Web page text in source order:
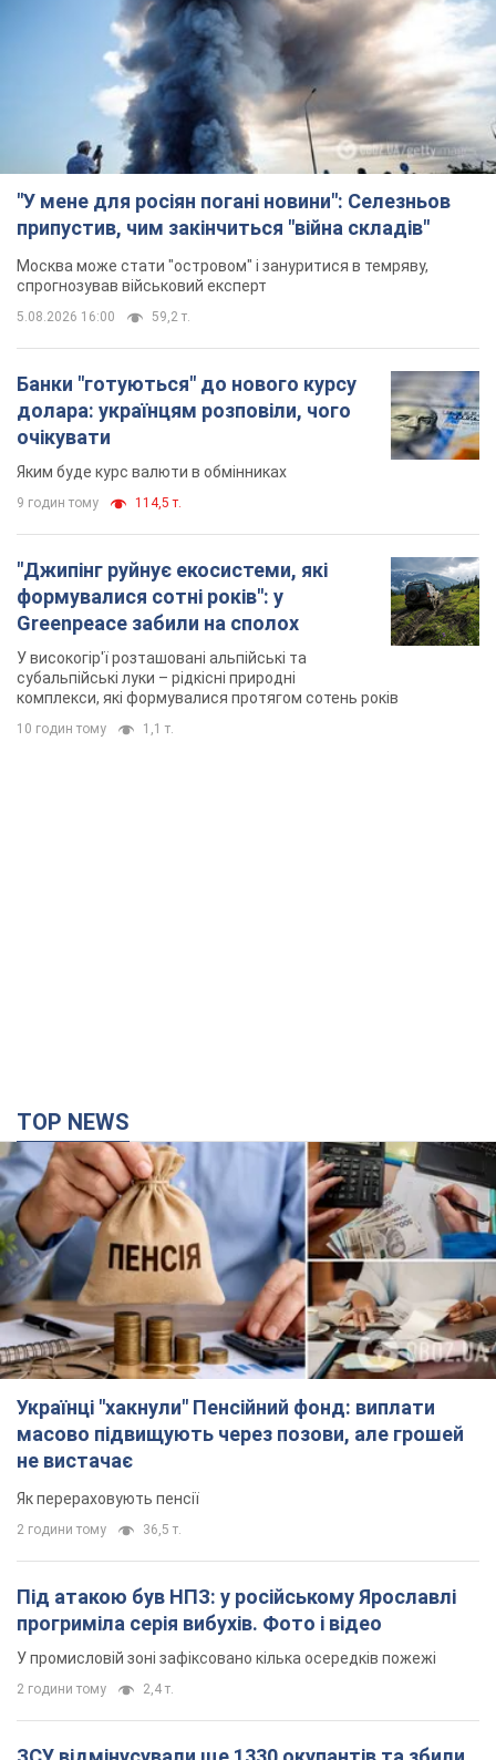
"У мене для росіян погані новини": Селезньов
припустив, чим закінчиться "війна складів"
Москва може стати "островом" і зануритися в темряву,
спрогнозував військовий експерт
5.08.2026 16:00 59,2 т.
Банки "готуються" до нового курсу
долара: українцям розповіли, чого
очікувати
Яким буде курс валюти в обмінниках
9 годин тому 114,5 т.
"Джипінг руйнує екосистеми, які
формувалися сотні років": у
Greenpeace забили на сполох
У високогір'ї розташовані альпійські та
субальпійські луки – рідкісні природні
комплекси, які формувалися протягом сотень років
10 годин тому 1,1 т.
TOP NEWS
Українці "хакнули" Пенсійний фонд: виплати
масово підвищують через позови, але грошей
не вистачає
Як перераховують пенсії
2 години тому 36,5 т.
Під атакою був НПЗ: у російському Ярославлі
прогриміла серія вибухів. Фото і відео
У промисловій зоні зафіксовано кілька осередків пожежі
2 години тому 2,4 т.